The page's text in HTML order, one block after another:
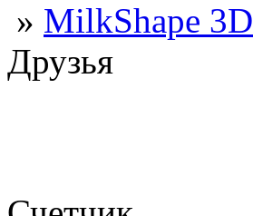
» MilkShape 3D
Друзья